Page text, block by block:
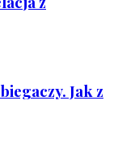
Jak z